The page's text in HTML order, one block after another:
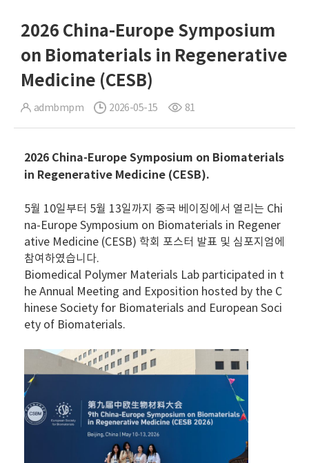
2026 China-Europe Symposium
on Biomaterials in Regenerative
Medicine (CESB)
admbmpm 2026-05-15 81
2026 China-Europe Symposium on Biomaterials
in Regenerative Medicine (CESB).
5월 10일부터 5월 13일까지 중국 베이징에서 열리는 Chi
na-Europe Symposium on Biomaterials in Regener
ative Medicine (CESB) 학회 포스터 발표 및 심포지엄에
참여하였습니다.
Biomedical Polymer Materials Lab participated in t
he Annual Meeting and Exposition hosted by the C
hinese Society for Biomaterials and European Soci
ety of Biomaterials.